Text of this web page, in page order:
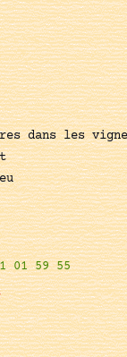
dans les
01 59 55